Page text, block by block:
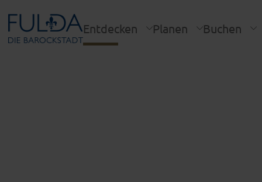
Entdecken Planen Buchen